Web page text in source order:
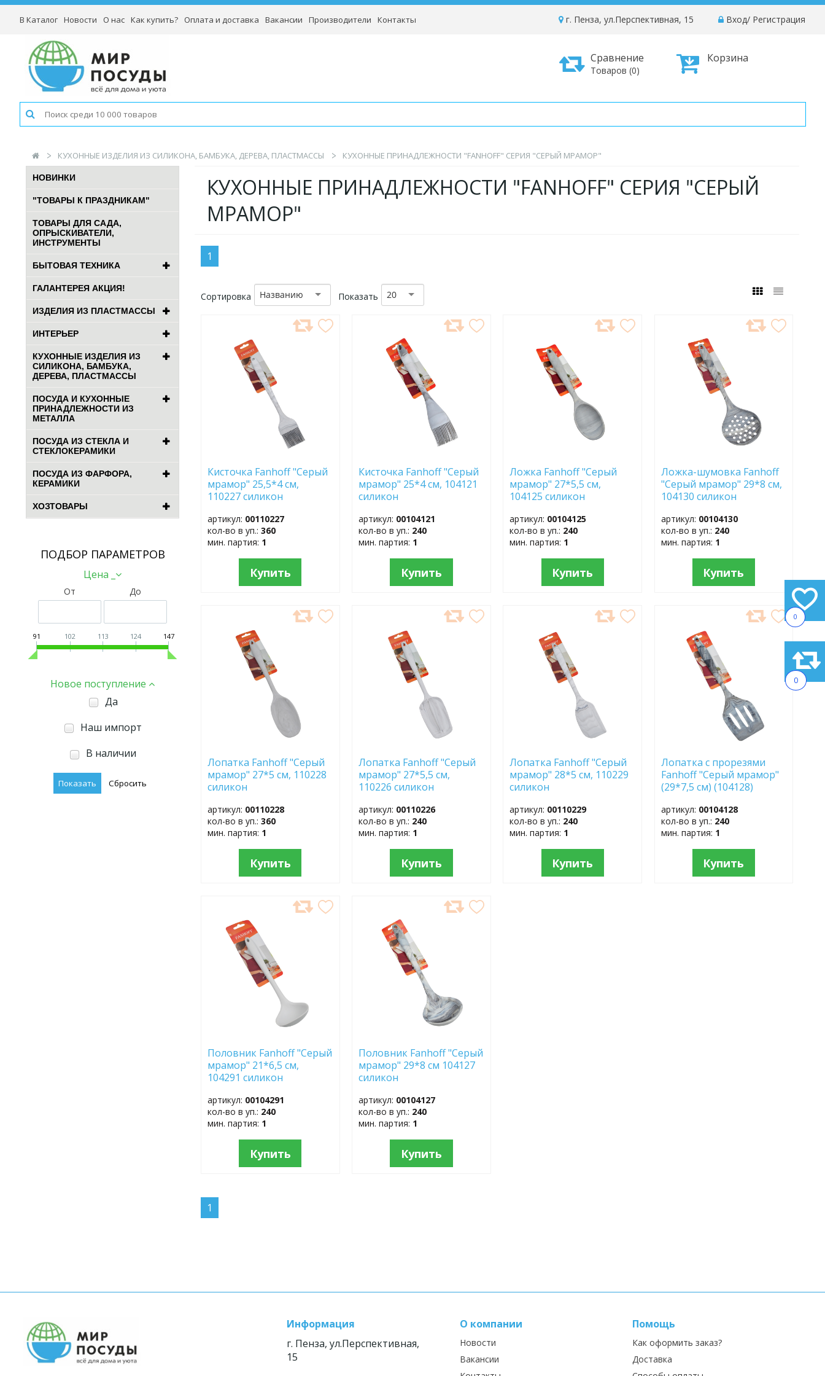
0
0
В Каталог Новости О нас Как купить? Оплата и доставка Вакансии Производители Контакты Вход/ Регистрация
г. Пенза, ул.Перспективная, 15
Корзина
Сравнение
Товаров (0)
КУХОННЫЕ ИЗДЕЛИЯ ИЗ СИЛИКОНА, БАМБУКА, ДЕРЕВА, ПЛАСТМАССЫ КУХОННЫЕ ПРИНАДЛЕЖНОСТИ "FANHOFF" СЕРИЯ "СЕРЫЙ МРАМОР"
НОВИНКИ
"ТОВАРЫ К ПРАЗДНИКАМ"
ТОВАРЫ ДЛЯ САДА,
ОПРЫСКИВАТЕЛИ,
ИНСТРУМЕНТЫ
БЫТОВАЯ ТЕХНИКА
ГАЛАНТЕРЕЯ АКЦИЯ!
ИЗДЕЛИЯ ИЗ ПЛАСТМАССЫ
ИНТЕРЬЕР
КУХОННЫЕ ИЗДЕЛИЯ ИЗ
СИЛИКОНА, БАМБУКА,
ДЕРЕВА, ПЛАСТМАССЫ
ПОСУДА И КУХОННЫЕ
ПРИНАДЛЕЖНОСТИ ИЗ
МЕТАЛЛА
ПОСУДА ИЗ СТЕКЛА И
СТЕКЛОКЕРАМИКИ
ПОСУДА ИЗ ФАРФОРА,
КЕРАМИКИ
ХОЗТОВАРЫ
ПОДБОР ПАРАМЕТРОВ
Цена _
От До
91 102 113 124 147
Новое поступление
Да
Наш импорт
В наличии
КУХОННЫЕ ПРИНАДЛЕЖНОСТИ "FANHOFF" СЕРИЯ "СЕРЫЙ
МРАМОР"
1
Сортировка Названию Показать 20
ИЗБРАННОЕ
Кисточка Fanhoff "Серый
мрамор" 25,5*4 см,
110227 силикон
артикул: 00110227
кол-во в уп.:360
мин. партия: 1
Купить
ИЗБРАННОЕ
Кисточка Fanhoff "Серый
мрамор" 25*4 см, 104121
силикон
артикул: 00104121
кол-во в уп.: 240
мин. партия: 1
Купить
ИЗБРАННОЕ
Ложка Fanhoff "Серый
мрамор" 27*5,5 см,
104125 силикон
артикул: 00104125
кол-во в уп.: 240
мин. партия: 1
Купить
ИЗБРАННОЕ
Ложка-шумовка Fanhoff
"Серый мрамор" 29*8 см,
104130 силикон
артикул: 00104130
кол-во в уп.: 240
мин. партия: 1
Купить
ИЗБРАННОЕ
Лопатка Fanhoff "Серый
мрамор" 27*5 см, 110228
силикон
артикул: 00110228
кол-во в уп.:360
мин. партия: 1
Купить
ИЗБРАННОЕ
Лопатка Fanhoff "Серый
мрамор" 27*5,5 см,
110226 силикон
артикул: 00110226
кол-во в уп.: 240
мин. партия: 1
Купить
ИЗБРАННОЕ
Лопатка Fanhoff "Серый
мрамор" 28*5 см, 110229
силикон
артикул: 00110229
кол-во в уп.: 240
мин. партия: 1
Купить
ИЗБРАННОЕ
Лопатка с прорезями
Fanhoff "Серый мрамор"
(29*7,5 см) (104128)
артикул: 00104128
кол-во в уп.: 240
мин. партия: 1
Купить
В
ИЗБРАННОЕ
Половник Fanhoff "Серый
мрамор" 21*6,5 см,
104291 силикон
артикул: 00104291
кол-во в уп.: 240
мин. партия: 1
Купить
ИЗБРАННОЕ
Половник Fanhoff "Серый
мрамор" 29*8 см 104127
силикон
артикул: 00104127
кол-во в уп.: 240
мин. партия: 1
Купить
1
Информация
г. Пенза, ул.Перспективная,
15
О компании
Новости
Вакансии
Помощь
Как оформить заказ?
Доставка